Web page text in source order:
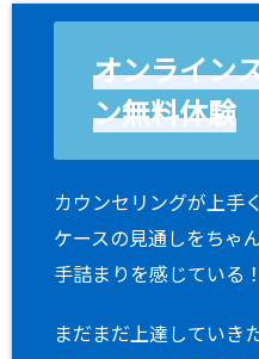
オンライン
ン無料体験
カウンセリングが上手
ケースの見通しをちゃ
手詰まりを感じている！
まだまだ上達していき